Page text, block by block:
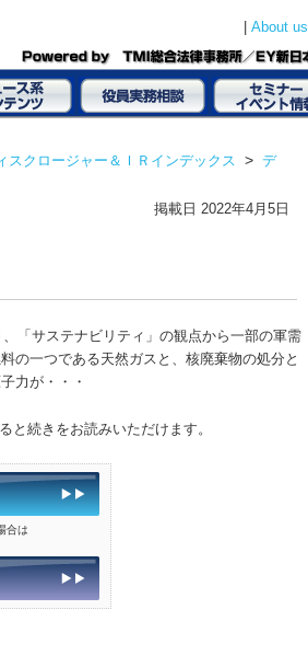
About us
スクロージャー＆ＩＲインデックス > デ
掲載日 2022年4月5日
「サステナビリティ」の観点から一部の軍需
の一つである天然ガスと、核廃棄物の処分と
力が・・・
と続きをお読みいただけます。
合は